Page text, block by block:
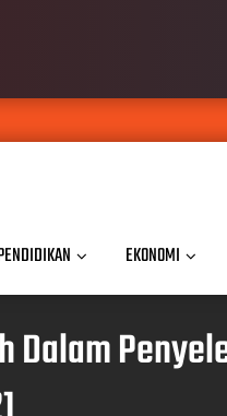
EKONOMI